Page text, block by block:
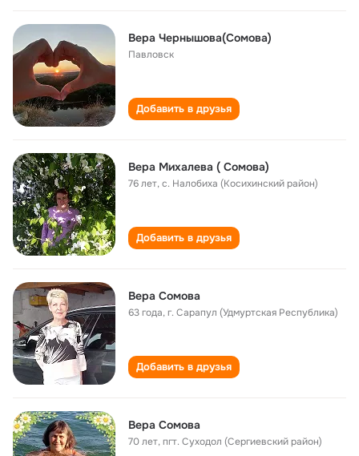
Вера Чернышова(Сомова)
Павловск
Добавить в друзья
Вера Михалева ( Сомова)
76 лет,с. Налобиха (Косихинский район)
Добавить в друзья
Вера Сомова
63 года,г. Сарапул (Удмуртская Республика)
Добавить в друзья
Вера Сомова
70 лет,пгт. Суходол (Сергиевский район)